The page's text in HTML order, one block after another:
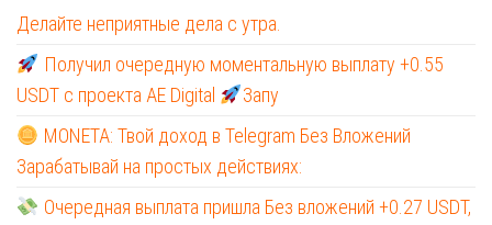
Делайте неприятные дела с утра.
Получил очередную моментальную выплату +0.55
USDT с проекта AE Digital
Запу
MONETA: Твой доход в Telegram Без Вложений
Зарабатывай на простых действиях:
Очередная выплата пришла Без вложений +0.27 USDT,